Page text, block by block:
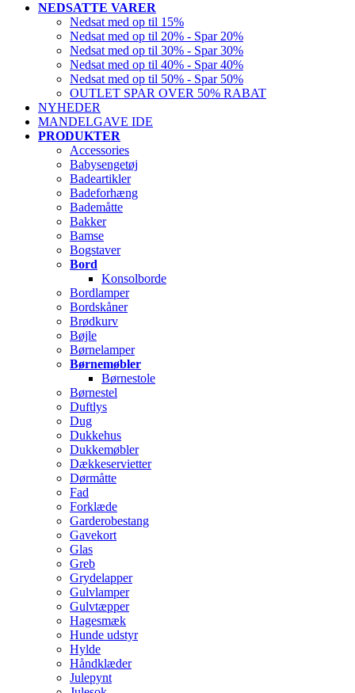
NEDSATTE VARER
Nedsat med op til 15%
Nedsat med op til 20% - Spar 20%
Nedsat med op til 30% - Spar 30%
Nedsat med op til 40% - Spar 40%
Nedsat med op til 50% - Spar 50%
OUTLET SPAR OVER 50% RABAT
NYHEDER
MANDELGAVE IDE
PRODUKTER
Accessories
Babysengetøj
Badeartikler
Badeforhæng
Bademåtte
Bakker
Bamse
Bogstaver
Bord
Konsolborde
Bordlamper
Bordskåner
Brødkurv
Bøjle
Børnelamper
Børnemøbler
Børnestole
Børnestel
Duftlys
Dug
Dukkehus
Dukkemøbler
Dækkeservietter
Dørmåtte
Fad
Forklæde
Garderobestang
Gavekort
Glas
Greb
Grydelapper
Gulvlamper
Gulvtæpper
Hagesmæk
Hunde udstyr
Hylde
Håndklæder
Julepynt